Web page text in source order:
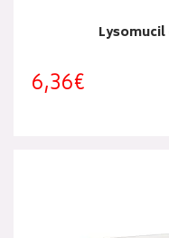
Lysomucil
6,36€